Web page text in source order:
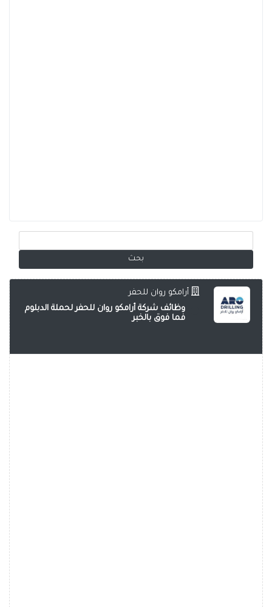
أرامكو روان للحفر
وظائف شركة أرامكو روان للحفر لحملة الدبلوم
فما فوق بالخبر